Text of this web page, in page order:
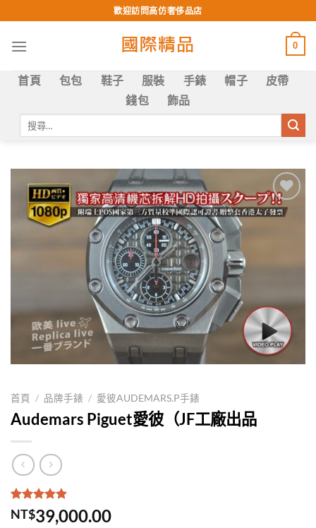
to
content
歡迎訪問高仿奢侈品店
0
首頁 包包 鞋子 服裝 手錶 帽子
皮帶
錢包
飾品
Add to
首頁 / 品牌手錶 / 愛彼AUDEMARS.P手錶
Audemars Piguet愛彼（JF工廠出品
評分5.00 /
5，已有
1
位
NT$39,000.00